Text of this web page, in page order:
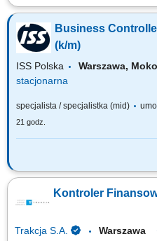
Opis stanowiska wspieranie
monitorowanie wyników
przygotowywanie prognoz
kosztów produkcji oraz
Business
(k/m)
ISS Polska Warszawa,
stacjonarna
specjalista / specjalistka (mid)
21 godz.
Zakres obowiązków: Nadzór nad
przychodów i kosztów wraz z
kosztowych i przychodowych.
Kontroler
Trakcja S.A. Warszawa